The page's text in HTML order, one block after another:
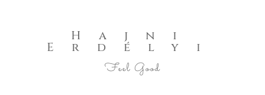
Hajni
Erdélyi
Feel Good